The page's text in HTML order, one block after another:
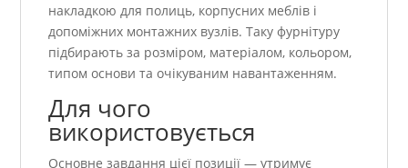
накладкою для полиць, корпусних меблів і
допоміжних монтажних вузлів. Таку фурнітуру
підбирають за розміром, матеріалом, кольором,
типом основи та очікуваним навантаженням.
Для чого
використовується
Основне завдання цієї позиції — утримує